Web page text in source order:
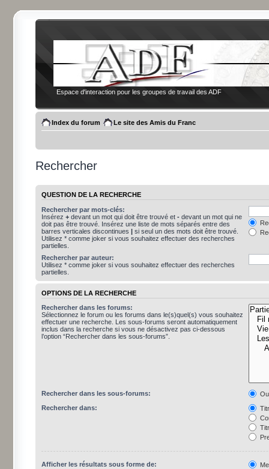
Espace d'interaction pour les groupes de travail des ADF
Index du forum Le site des Amis du Franc
Rechercher
QUESTION DE LA RECHERCHE
Rechercher par mots-clés:
Insérez + devant un mot qui doit être trouvé et - devant un mot qui ne
doit pas être trouvé. Insérez une liste de mots séparés entre des
barres verticales discontinues | si seul un des mots doit être trouvé.
Utilisez * comme joker si vous souhaitez effectuer des recherches
partielles.
Rechercher par auteur:
Utilisez * comme joker si vous souhaitez effectuer des recherches
partielles.
OPTIONS DE LA RECHERCHE
Rechercher dans les forums:
Sélectionnez le forum ou les forums dans le(s)quel(s) vous souhaitez
effectuer une recherche. Les sous-forums seront automatiquement
inclus dans la recherche si vous ne désactivez pas ci-dessous
l’option “Rechercher dans les sous-forums”.
Rechercher dans les sous-forums:
Rechercher dans:
Afficher les résultats sous forme de: